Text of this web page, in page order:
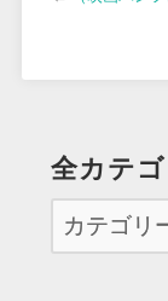
全カテ